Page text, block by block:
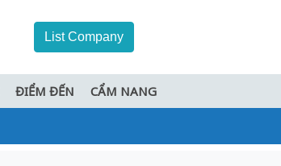
List Company
ĐIỂM ĐẾN CẨM NANG